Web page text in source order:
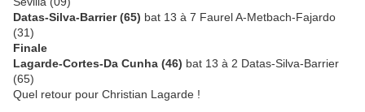
Datas-Silva-Barrier (65) bat 13 à 7 Faurel A-Metbach-Fajardo
(31)
Finale
Lagarde-Cortes-Da Cunha (46) bat 13 à 2 Datas-Silva-Barrier
(65)
Quel retour pour Christian Lagarde !